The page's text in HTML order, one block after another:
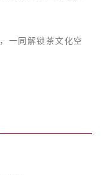
一同解锁茶文化空